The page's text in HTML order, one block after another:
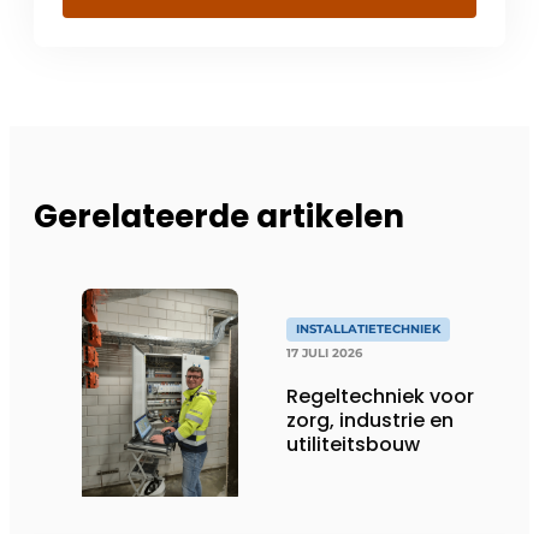
Gerelateerde artikelen
INSTALLATIETECHNIEK
17 JULI 2026
Regeltechniek voor
zorg, industrie en
utiliteitsbouw